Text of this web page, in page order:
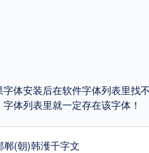
体安装后在软件字体列表里
体列表里就一定存在该字体！
郸(朝)韩濩千字文